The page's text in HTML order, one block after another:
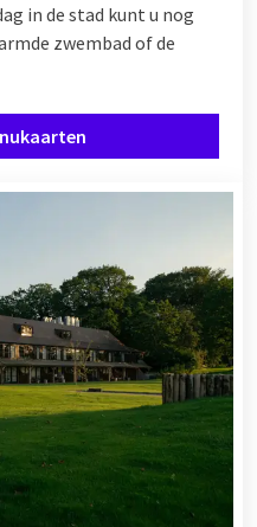
in de stad kunt u nog
zwembad of de